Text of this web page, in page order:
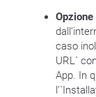
Opzione
caso
URL`
App. In